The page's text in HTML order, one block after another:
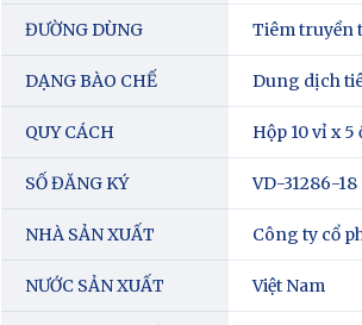
ĐƯỜNG DÙNG Tiêm truyền
DẠNG BÀO CHẾ Dung dịch
QUY CÁCH Hộp 10 vỉ x
SỐ ĐĂNG KÝ VD-31286-18
NHÀ SẢN XUẤT Công ty cổ
NƯỚC SẢN XUẤT Việt Nam